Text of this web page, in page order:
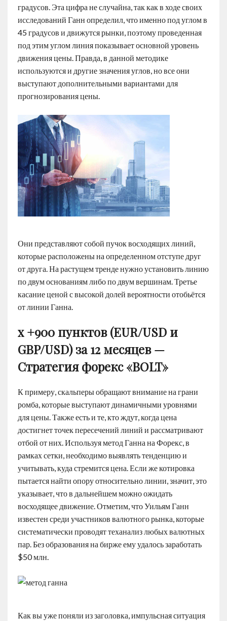
градусов. Эта цифра не случайна, так как в ходе своих
исследований Ганн определил, что именно под углом в
45 градусов и движутся рынки, поэтому проведенная
под этим углом линия показывает основной уровень
движения цены. Правда, в данной методике
используются и другие значения углов, но все они
выступают дополнительными вариантами для
прогнозирования цены.
Они представляют собой пучок восходящих линий,
которые расположены на определенном отступе друг
от друга. На растущем тренде нужно установить линию
по двум основаниям либо по двум вершинам. Третье
касание ценой с высокой долей вероятности отобьётся
от линии Ганна.
x +900 пунктов (EUR/USD и
GBP/USD) за 12 месяцев —
Стратегия форекс «BOLT»
К примеру, скальперы обращают внимание на грани
ромба, которые выступают динамичными уровнями
для цены. Также есть и те, кто ждут, когда цена
достигнет точек пересечений линий и рассматривают
отбой от них. Используя метод Ганна на Форекс, в
рамках сетки, необходимо выявлять тенденцию и
учитывать, куда стремится цена. Если же котировка
пытается найти опору относительно линии, значит, это
указывает, что в дальнейшем можно ожидать
восходящее движение. Отметим, что Уильям Ганн
известен среди участников валютного рынка, которые
систематически проводят теханализ любых валютных
пар. Без образования на бирже ему удалось заработать
$50 млн.
Как вы уже поняли из заголовка, импульсная ситуация